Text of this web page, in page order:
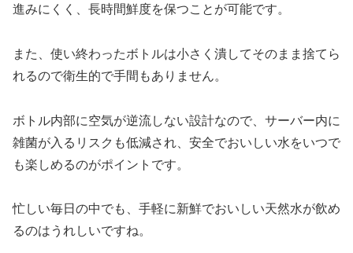
進みにくく、長時間鮮度を保つことが可能です。
また、使い終わったボトルは小さく潰してそのまま捨てら
れるので衛生的で手間もありません。
ボトル内部に空気が逆流しない設計なので、サーバー内に
雑菌が入るリスクも低減され、安全でおいしい水をいつで
も楽しめるのがポイントです。
忙しい毎日の中でも、手軽に新鮮でおいしい天然水が飲め
るのはうれしいですね。